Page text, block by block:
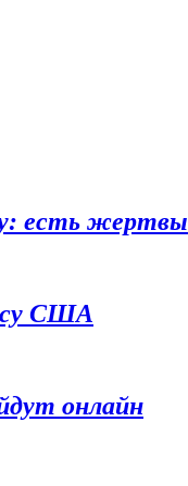
есть жертвы
США
онлайн